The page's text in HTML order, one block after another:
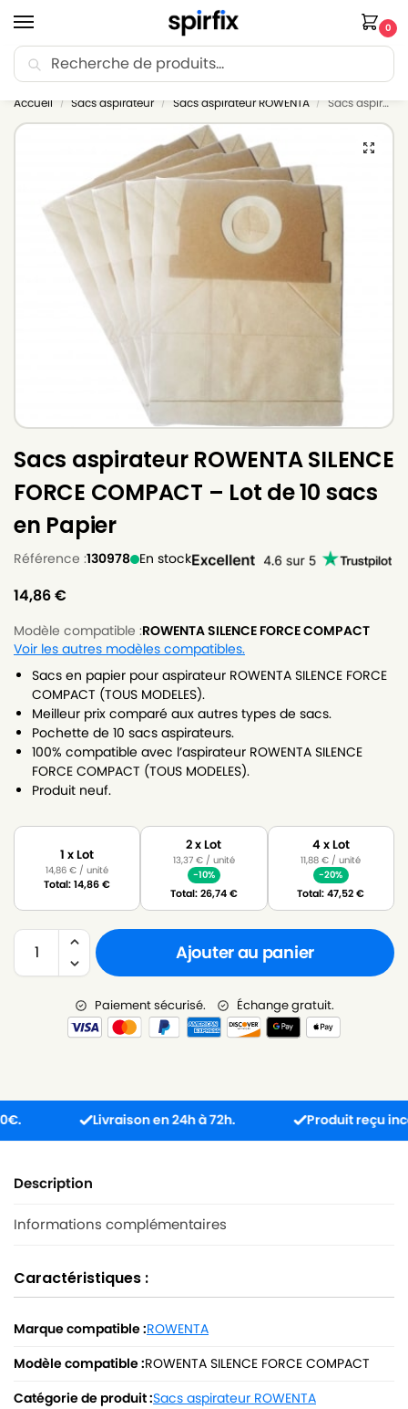
0
🚚 Livraison Point Relais offerte dès 30€ d’achat.
Accueil / Sacs aspirateur / Sacs aspirateur ROWENTA / Sacs aspirateur ROWENTA SILENCE FORCE COMPACT – Lot de 10 sacs en Papier
Sacs aspirateur ROWENTA SILENCE
FORCE COMPACT – Lot de 10 sacs
en Papier
Référence :130978 En stock
14,86€
Modèle compatible :ROWENTA SILENCE FORCE COMPACT
Voir les autres modèles compatibles.
Sacs en papier pour aspirateur ROWENTA SILENCE FORCE
COMPACT (TOUS MODELES).
Meilleur prix comparé aux autres types de sacs.
Pochette de 10 sacs aspirateurs.
100% compatible avec l’aspirateur ROWENTA SILENCE
FORCE COMPACT (TOUS MODELES).
Produit neuf.
1 x Lot
14,86€ / unité
Total:14,86€
2 x Lot
13,37 €/ unité
-10%
Total:26,74€
4 x Lot
11,88€ / unité
-20%
Total:47,52€
Ajouter au panier
Paiement sécurisé. Échange gratuit.
Livraison en 24h à 72h. Produit reçu
Description
Informations complémentaires
Caractéristiques :
Marque compatible :ROWENTA
Modèle compatible :ROWENTA SILENCE FORCE COMPACT
Catégorie de produit :Sacs aspirateur ROWENTA